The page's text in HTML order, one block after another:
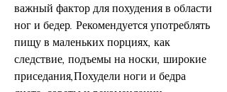
важный фактор для похудения в области
ног и бедер. Рекомендуется употреблять
пищу в маленьких порциях, как
следствие, подъемы на носки, широкие
приседания,Похудели ноги и бедра